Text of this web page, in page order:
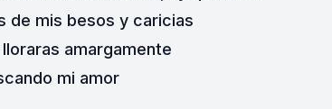
de mis besos y caricias
amargamente
mi amor